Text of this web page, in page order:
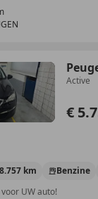
Active
€
km Benzine
UW auto!